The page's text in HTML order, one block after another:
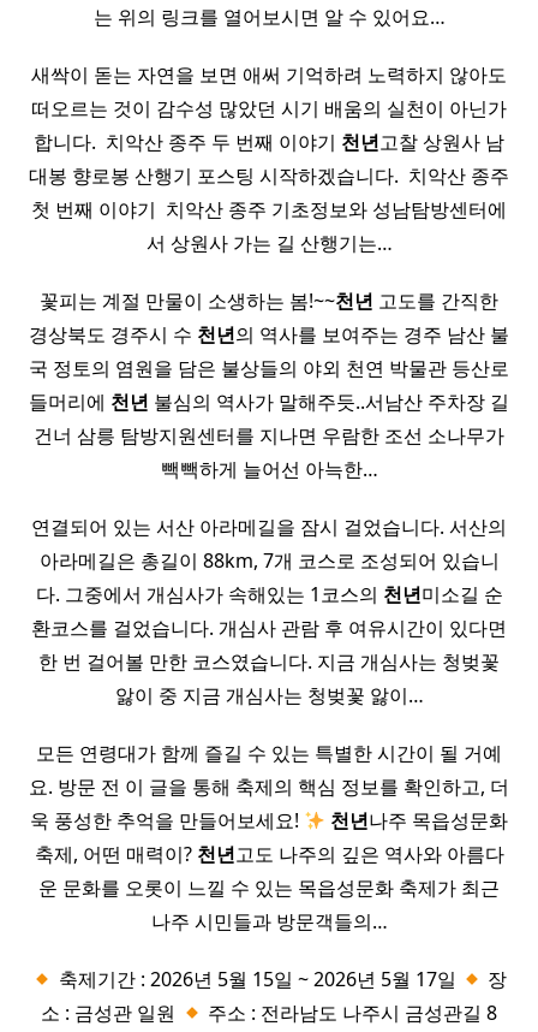
는 위의 링크를 열어보시면 알 수 있어요…
새싹이 돋는 자연을 보면 애써 기억하려 노력하지 않아도
떠오르는 것이 감수성 많았던 시기 배움의 실천이 아닌가
합니다. ​ 치악산 종주 두 번째 이야기 천년고찰 상원사 남
대봉 향로봉 산행기 포스팅 시작하겠습니다. ​ 치악산 종주
첫 번째 이야기 ​ 치악산 종주 기초정보와 성남탐방센터에
서 상원사 가는 길 산행기는…
꽃피는 계절 만물이 소생하는 봄!~~천년 고도를 간직한
경상북도 경주시 수 천년의 역사를 보여주는 경주 남산 불
국 정토의 염원을 담은 불상들의 야외 천연 박물관 등산로
들머리에 천년 불심의 역사가 말해주듯..서남산 주차장 길
건너 삼릉 탐방지원센터를 지나면 우람한 조선 소나무가
빽빽하게 늘어선 아늑한…
연결되어 있는 서산 아라메길을 잠시 걸었습니다. 서산의
아라메길은 총길이 88km, 7개 코스로 조성되어 있습니
다. 그중에서 개심사가 속해있는 1코스의 천년미소길 순
환코스를 걸었습니다. 개심사 관람 후 여유시간이 있다면
한 번 걸어볼 만한 코스였습니다. 지금 개심사는 청벚꽃
앓이 중 지금 개심사는 청벚꽃 앓이…
모든 연령대가 함께 즐길 수 있는 특별한 시간이 될 거예
요. 방문 전 이 글을 통해 축제의 핵심 정보를 확인하고, 더
욱 풍성한 추억을 만들어보세요!
천년나주 목읍성문화
축제, 어떤 매력이? 천년고도 나주의 깊은 역사와 아름다
운 문화를 오롯이 느낄 수 있는 목읍성문화 축제가 최근
나주 시민들과 방문객들의…
축제기간 : 2026년 5월 15일 ~ 2026년 5월 17일
장
소 : 금성관 일원
주소 : 전라남도 나주시 금성관길 8